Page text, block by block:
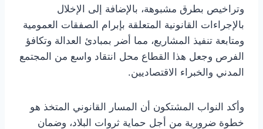
وتراخيص بطرق مشبوهة، بالإضافة إلى الإخلال
بالإجراءات القانونية المتعلقة بإبرام الصفقات العمومية
ومتابعة تنفيذ المشاريع، مما أضر بمبادئ العدالة وتكافؤ
الفرص وجعل هذا القطاع محل انتقاد واسع من المجتمع
المدني والخبراء الاقتصاديين.
وأكد النواب المشتكون أن المسار القانوني المتخذ هو
خطوة ضرورية من أجل حماية ثروات البلاد، وضمان